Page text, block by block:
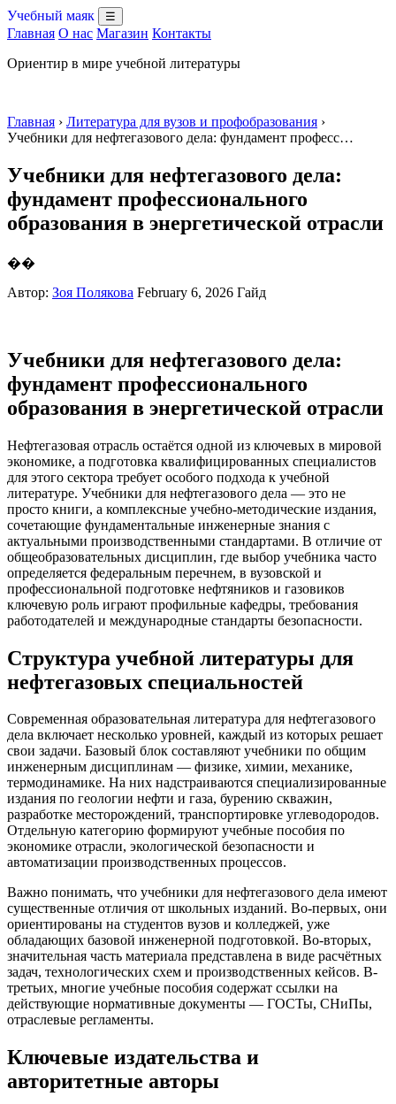
Учебный маяк ☰
Главная О нас Магазин Контакты
Ориентир в мире учебной литературы
Главная › Литература для вузов и профобразования ›
Учебники для нефтегазового дела: фундамент професс…
Учебники для нефтегазового дела:
фундамент профессионального
образования в энергетической отрасли
��
Автор: Зоя Полякова February 6, 2026 Гайд
Учебники для нефтегазового дела:
фундамент профессионального
образования в энергетической отрасли
Нефтегазовая отрасль остаётся одной из ключевых в мировой
экономике, а подготовка квалифицированных специалистов
для этого сектора требует особого подхода к учебной
литературе. Учебники для нефтегазового дела — это не
просто книги, а комплексные учебно-методические издания,
сочетающие фундаментальные инженерные знания с
актуальными производственными стандартами. В отличие от
общеобразовательных дисциплин, где выбор учебника часто
определяется федеральным перечнем, в вузовской и
профессиональной подготовке нефтяников и газовиков
ключевую роль играют профильные кафедры, требования
работодателей и международные стандарты безопасности.
Структура учебной литературы для
нефтегазовых специальностей
Современная образовательная литература для нефтегазового
дела включает несколько уровней, каждый из которых решает
свои задачи. Базовый блок составляют учебники по общим
инженерным дисциплинам — физике, химии, механике,
термодинамике. На них надстраиваются специализированные
издания по геологии нефти и газа, бурению скважин,
разработке месторождений, транспортировке углеводородов.
Отдельную категорию формируют учебные пособия по
экономике отрасли, экологической безопасности и
автоматизации производственных процессов.
Важно понимать, что учебники для нефтегазового дела имеют
существенные отличия от школьных изданий. Во-первых, они
ориентированы на студентов вузов и колледжей, уже
обладающих базовой инженерной подготовкой. Во-вторых,
значительная часть материала представлена в виде расчётных
задач, технологических схем и производственных кейсов. В-
третьих, многие учебные пособия содержат ссылки на
действующие нормативные документы — ГОСТы, СНиПы,
отраслевые регламенты.
Ключевые издательства и
авторитетные авторы